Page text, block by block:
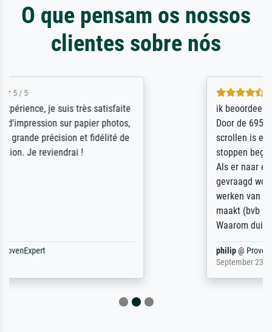
O que pensam os nossos
clientes sobre nós
ik beoordeel Meisterdrucke zeer positief.
Door de 69505 beschikbare kunstenaars
scrollen is echter onbegonnen werk (na
stoppen begint het weer van voor af aan).
werken van andere wat het onoverzichtelijk
maakt (bvb zoek Ros = ook Rops, Rose etc).